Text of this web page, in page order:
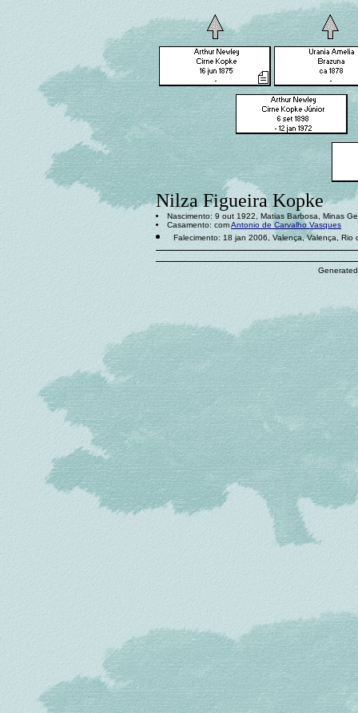
Nilza Figueira Kopke
Nascimento: 9 out 1922, Matias Barbosa, Minas
Casamento: comAntonio de Carvalho Vasques
Falecimento: 18 jan 2006, Valença, Valença, Rio